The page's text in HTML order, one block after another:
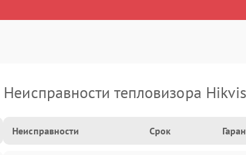
Неисправности тепловизора
Неисправности Срок